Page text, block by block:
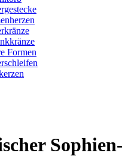
Formen